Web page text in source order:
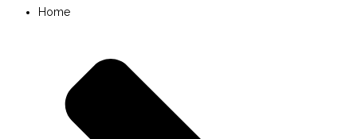
Home